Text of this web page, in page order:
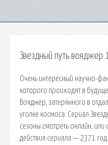
Звездный путь вояджер
Очень интересный научно-
которого проиходят в
Вояджер, затерянного в
уголке космоса. Сериал
сезоны смотреть онлайн, или
действия сериала — 2371